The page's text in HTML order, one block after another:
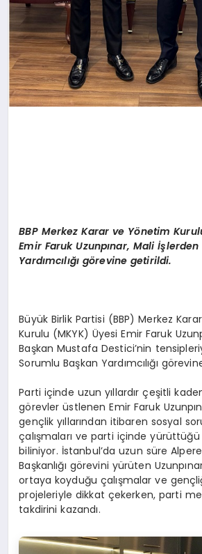
BBPMerkez Karar ve Yönetim
Emir Faruk Uzunpınar, Maliİşlerden
Yardımcılığı görevine getirildi.
Büyük Birlik Partisi (BBP) Merkez
Kurulu (MKYK) Üyesi Emir Faruk
Başkan Mustafa Destici’nin
Sorumlu Başkan Yardımcılığı
Parti içinde uzun yıllardır çeşitli
görevler üstlenen Emir Faruk
gençlik yıllarından itibaren sosyal
çalışmaları ve parti içinde
biliniyor. İstanbul’da uzun süre
Başkanlığı görevini yürüten
ortaya koyduğu çalışmalar ve
projeleriyle dikkat çekerken, parti
takdirini kazandı.